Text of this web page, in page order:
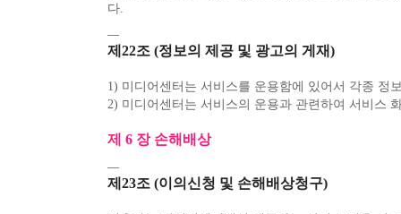
다.
제22조 (정보의 제공 및 광고의 게재)
1) 미디어센터는 서비스를 운용함에 있어서 각종 정
2) 미디어센터는 서비스의 운용과 관련하여 서비스
제 6 장 손해배상
제23조 (이의신청 및 손해배상청구)